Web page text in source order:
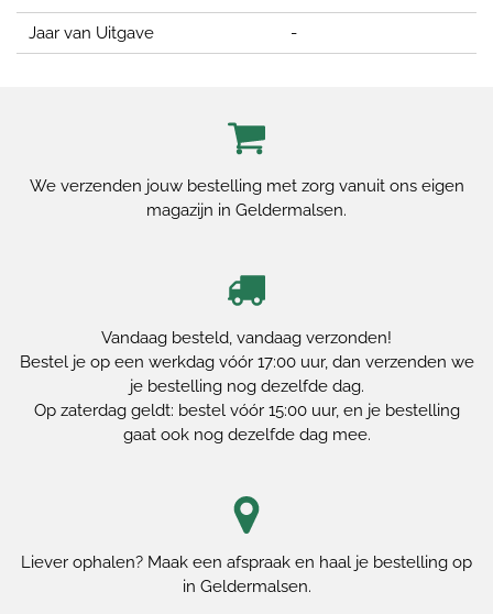
Jaar van Uitgave -
We verzenden jouw bestelling met zorg vanuit ons eigen
magazijn in Geldermalsen.
Vandaag besteld, vandaag verzonden!
Bestel je op een werkdag vóór 17:00 uur, dan verzenden we
je bestelling nog dezelfde dag.
Op zaterdag geldt: bestel vóór 15:00 uur, en je bestelling
gaat ook nog dezelfde dag mee.
Liever ophalen? Maak een afspraak en haal je bestelling op
in Geldermalsen.